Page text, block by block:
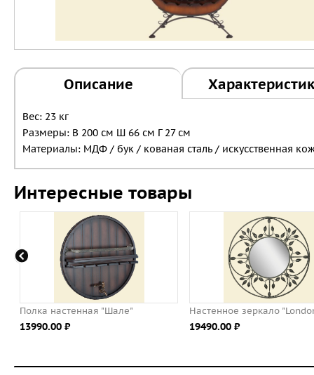
Описание
Вес: 23 кг
Размеры: В 200 см Ш 66 см Г 27 см
Материалы: МДФ / бук / кованая сталь / искусственная
Интересные товары
"Шале" Настенное зеркало "London Time"